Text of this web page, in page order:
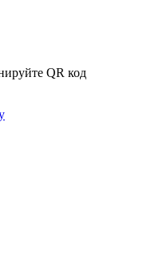
QR код